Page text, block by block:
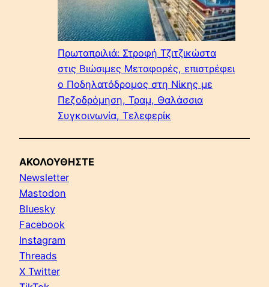
Πρωταπριλιά: Στροφή Τζιτζικώστα
στις Βιώσιμες Μεταφορές, επιστρέφει
ο Ποδηλατόδρομος στη Νίκης με
Πεζοδρόμηση, Τραμ, Θαλάσσια
Συγκοινωνία, Τελεφερίκ
ΑΚΟΛΟΥΘΗΣΤΕ
Newsletter
Mastodon
Bluesky
Facebook
Instagram
Threads
X Twitter